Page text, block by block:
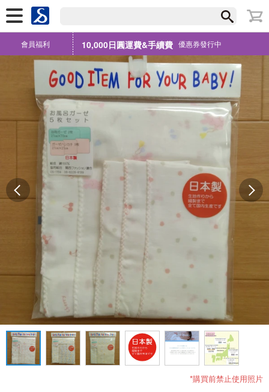
會員福利 10,000日圓運費&手續費 優惠券發行中
*購買前禁止使用照片